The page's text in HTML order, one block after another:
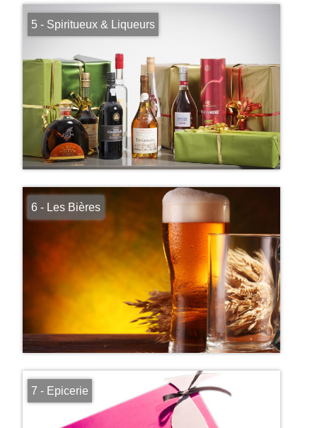
5 - Spiritueux & Liqueurs
6 - Les Bières
7 - Epicerie